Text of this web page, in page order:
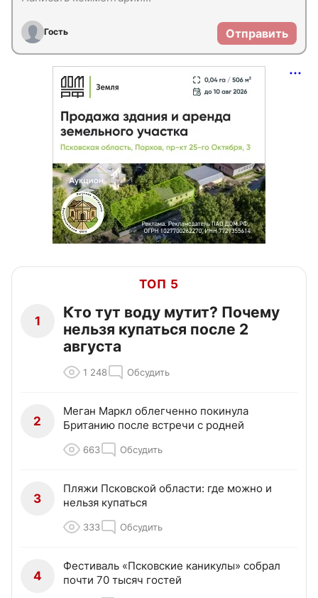
Гость Отправить
ТОП 5
1
Кто тут воду мутит? Почему
нельзя купаться после 2
августа
1 248 Обсудить
2
Меган Маркл облегченно покинула
Британию после встречи с родней
663 Обсудить
3
Пляжи Псковской области: где можно и
нельзя купаться
333 Обсудить
4
Фестиваль «Псковские каникулы» собрал
почти 70 тысяч гостей